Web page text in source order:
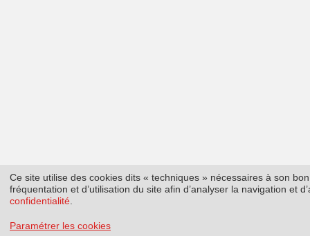
Ce site utilise des cookies dits « techniques » nécessaires à son
fréquentation et d’utilisation du site afin d’analyser la navigation et
confidentialité
Paramétrer les cookies